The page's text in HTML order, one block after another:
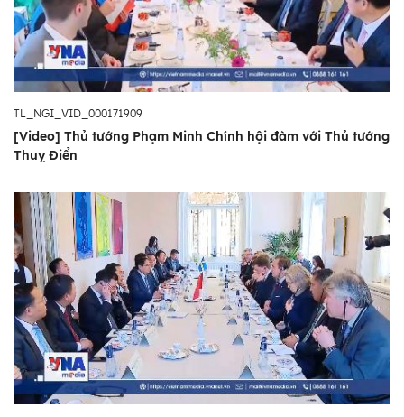
TL_NGI_VID_000171909
[Video] Thủ tướng Phạm Minh Chính hội đàm với Thủ tướng
Thuỵ Điển